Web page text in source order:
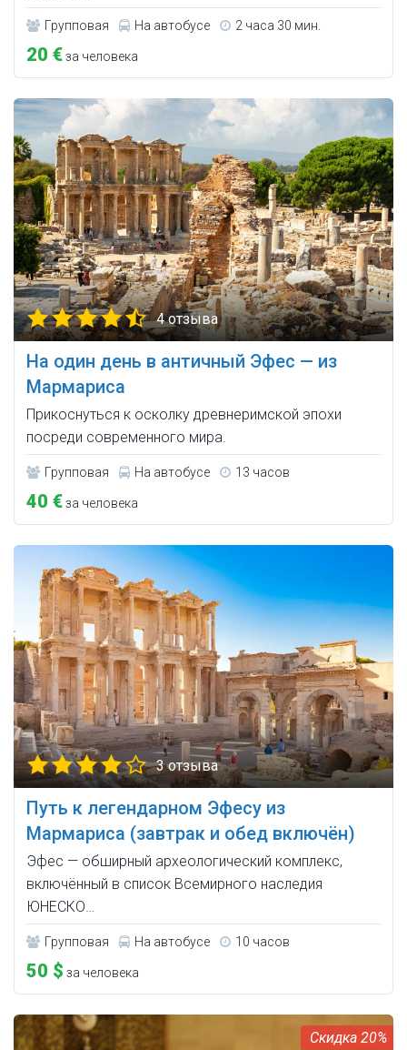
Групповая На автобусе 2 часа 30 мин.
20 €за человека
4 отзыва
На один день в античный Эфес — из
Мармариса
Прикоснуться к осколку древнеримской эпохи
посреди современного мира.
Групповая На автобусе 13 часов
40 €за человека
3 отзыва
Путь к легендарном Эфесу из
Мармариса (завтрак и обед включён)
Эфес — обширный археологический комплекс,
включённый в список Всемирного наследия
ЮНЕСКО…
Групповая На автобусе 10 часов
50 $ за человека
20%